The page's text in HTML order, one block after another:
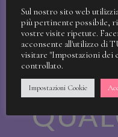
Sul nostro sito web
più pertinente possibile,
vostre visite ripetute.
acconsente all'utilizzo di
visitare "Impostazioni dei
controllato.
Impostazioni Cookie